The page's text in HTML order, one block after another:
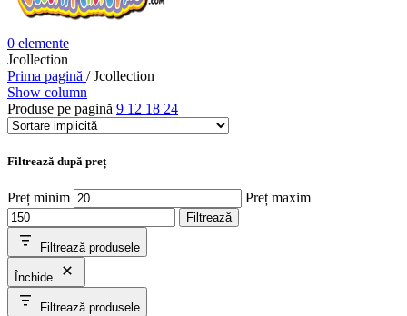
0 elemente
Jcollection
Prima pagină / Jcollection
Show column
Produse pe pagină 9 12 18 24
Filtrează după preț
Preț minim Preț maxim
Filtrează
Filtrează produsele
Închide
Filtrează produsele